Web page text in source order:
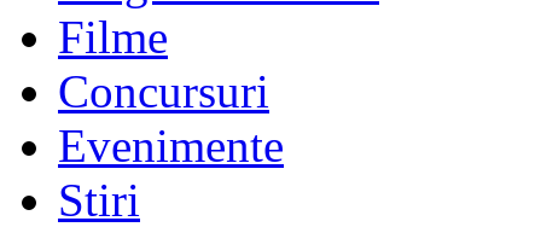
Filme
Concursuri
Evenimente
Stiri